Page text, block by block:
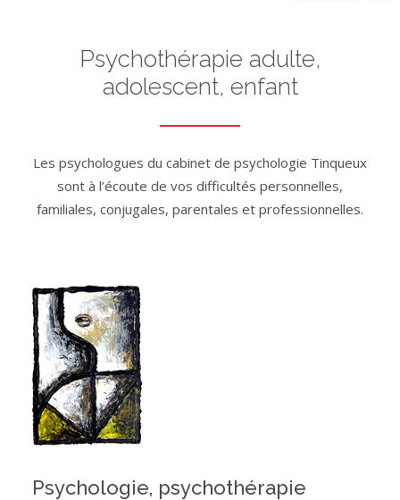
Psychothérapie adulte,
adolescent, enfant
Les psychologues du cabinet de psychologie Tinqueux
sont à l’écoute de vos difficultés personnelles,
familiales, conjugales, parentales et professionnelles.
Psychologie, psychothérapie